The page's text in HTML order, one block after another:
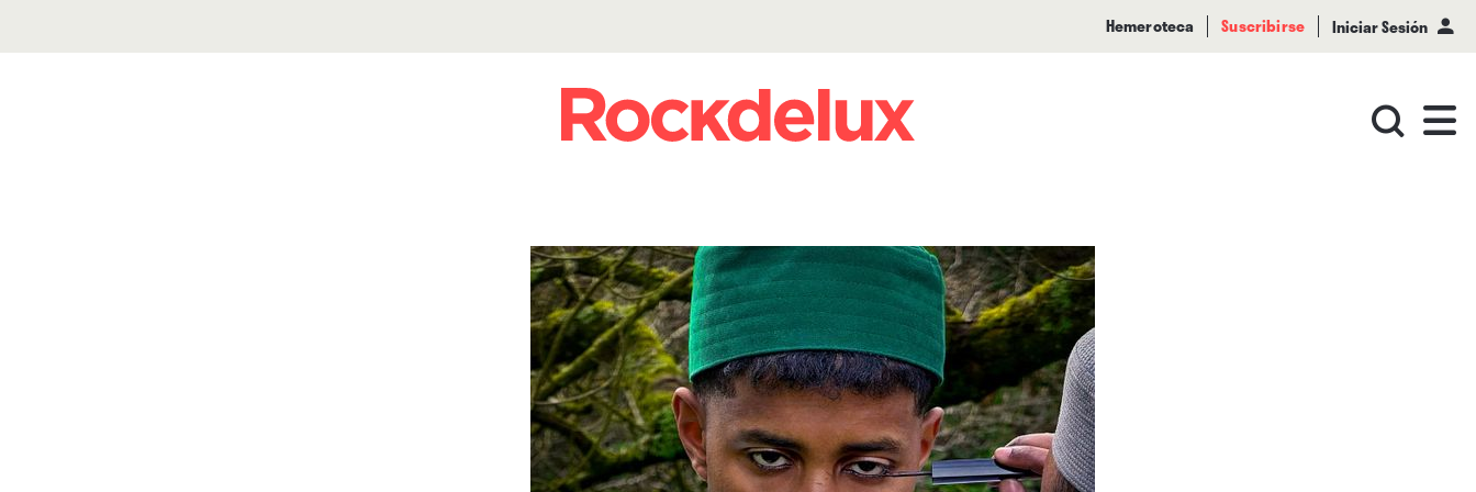
Hemeroteca Suscribirse Iniciar Sesión